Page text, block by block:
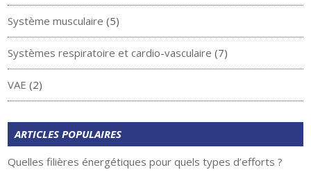
Système musculaire (5)
Systèmes respiratoire et cardio-vasculaire (7)
VAE (2)
ARTICLES POPULAIRES
Quelles filières énergétiques pour quels types d’efforts ?